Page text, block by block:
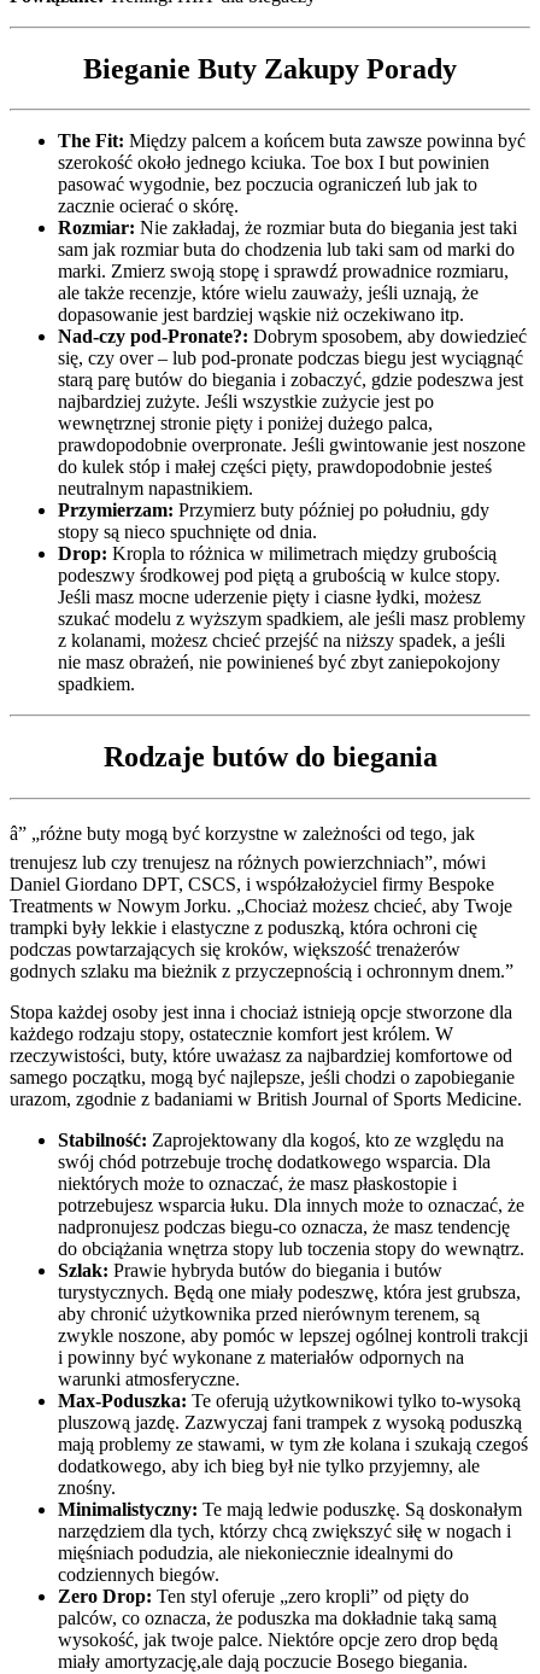
Bieganie Buty Zakupy Porady
The Fit: Między palcem a końcem buta zawsze powinna być
szerokość około jednego kciuka. Toe box I but powinien
pasować wygodnie, bez poczucia ograniczeń lub jak to
zacznie ocierać o skórę.
Rozmiar: Nie zakładaj, że rozmiar buta do biegania jest taki
sam jak rozmiar buta do chodzenia lub taki sam od marki do
marki. Zmierz swoją stopę i sprawdź prowadnice rozmiaru,
ale także recenzje, które wielu zauważy, jeśli uznają, że
dopasowanie jest bardziej wąskie niż oczekiwano itp.
Nad-czy pod-Pronate?: Dobrym sposobem, aby dowiedzieć
się, czy over – lub pod-pronate podczas biegu jest wyciągnąć
starą parę butów do biegania i zobaczyć, gdzie podeszwa jest
najbardziej zużyte. Jeśli wszystkie zużycie jest po
wewnętrznej stronie pięty i poniżej dużego palca,
prawdopodobnie overpronate. Jeśli gwintowanie jest noszone
do kulek stóp i małej części pięty, prawdopodobnie jesteś
neutralnym napastnikiem.
Przymierzam: Przymierz buty później po południu, gdy
stopy są nieco spuchnięte od dnia.
Drop: Kropla to różnica w milimetrach między grubością
podeszwy środkowej pod piętą a grubością w kulce stopy.
Jeśli masz mocne uderzenie pięty i ciasne łydki, możesz
szukać modelu z wyższym spadkiem, ale jeśli masz problemy
z kolanami, możesz chcieć przejść na niższy spadek, a jeśli
nie masz obrażeń, nie powinieneś być zbyt zaniepokojony
spadkiem.
Rodzaje butów do biegania
â” „różne buty mogą być korzystne w zależności od tego, jak
trenujesz lub czy trenujesz na różnych powierzchniach”, mówi
Daniel Giordano DPT, CSCS, i współzałożyciel firmy Bespoke
Treatments w Nowym Jorku. „Chociaż możesz chcieć, aby Twoje
trampki były lekkie i elastyczne z poduszką, która ochroni cię
podczas powtarzających się kroków, większość trenażerów
godnych szlaku ma bieżnik z przyczepnością i ochronnym dnem.”
Stopa każdej osoby jest inna i chociaż istnieją opcje stworzone dla
każdego rodzaju stopy, ostatecznie komfort jest królem. W
rzeczywistości, buty, które uważasz za najbardziej komfortowe od
samego początku, mogą być najlepsze, jeśli chodzi o zapobieganie
urazom, zgodnie z badaniami w British Journal of Sports Medicine.
Stabilność: Zaprojektowany dla kogoś, kto ze względu na
swój chód potrzebuje trochę dodatkowego wsparcia. Dla
niektórych może to oznaczać, że masz płaskostopie i
potrzebujesz wsparcia łuku. Dla innych może to oznaczać, że
nadpronujesz podczas biegu-co oznacza, że masz tendencję
do obciążania wnętrza stopy lub toczenia stopy do wewnątrz.
Szlak: Prawie hybryda butów do biegania i butów
turystycznych. Będą one miały podeszwę, która jest grubsza,
aby chronić użytkownika przed nierównym terenem, są
zwykle noszone, aby pomóc w lepszej ogólnej kontroli trakcji
i powinny być wykonane z materiałów odpornych na
warunki atmosferyczne.
Max-Poduszka: Te oferują użytkownikowi tylko to-wysoką
pluszową jazdę. Zazwyczaj fani trampek z wysoką poduszką
mają problemy ze stawami, w tym złe kolana i szukają czegoś
dodatkowego, aby ich bieg był nie tylko przyjemny, ale
znośny.
Minimalistyczny: Te mają ledwie poduszkę. Są doskonałym
narzędziem dla tych, którzy chcą zwiększyć siłę w nogach i
mięśniach podudzia, ale niekoniecznie idealnymi do
codziennych biegów.
Zero Drop: Ten styl oferuje „zero kropli” od pięty do
palców, co oznacza, że poduszka ma dokładnie taką samą
wysokość, jak twoje palce. Niektóre opcje zero drop będą
miały amortyzację,ale dają poczucie Bosego biegania.